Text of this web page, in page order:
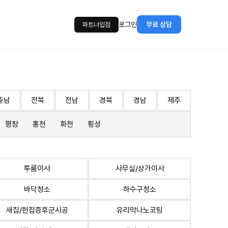
파트너입점 로그인 무료 상담
남 전북 전남 경북 경남 제주
평창 홍천 화천 횡성
투룸이사 사무실/상가이사
바닥청소 하수구청소
새집/헌집증후군시공 유리막나노코팅